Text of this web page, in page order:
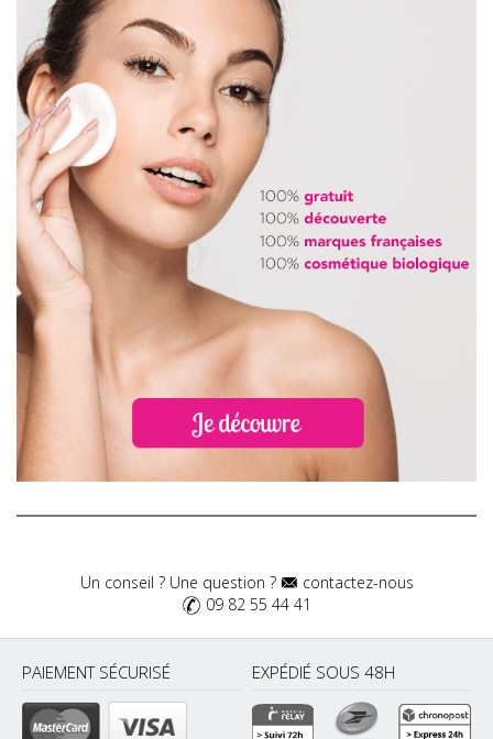
Un conseil ? Une question ?
contactez-nous
09 82 55 44 41
PAIEMENT SÉCURISÉ EXPÉDIÉ SOUS 48H